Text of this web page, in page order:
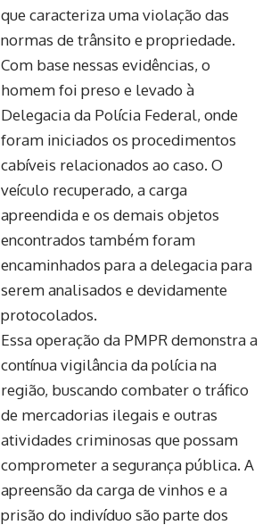
que caracteriza uma violação das
normas de trânsito e propriedade.
Com base nessas evidências, o
homem foi preso e levado à
Delegacia da Polícia Federal, onde
foram iniciados os procedimentos
cabíveis relacionados ao caso. O
veículo recuperado, a carga
apreendida e os demais objetos
encontrados também foram
encaminhados para a delegacia para
serem analisados e devidamente
protocolados.
Essa operação da PMPR demonstra a
contínua vigilância da polícia na
região, buscando combater o tráfico
de mercadorias ilegais e outras
atividades criminosas que possam
comprometer a segurança pública. A
apreensão da carga de vinhos e a
prisão do indivíduo são parte dos